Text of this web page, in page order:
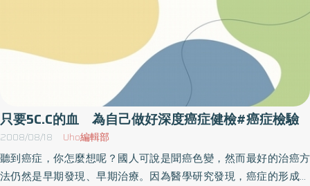
只要5C.C的血 為自己做好深度癌症健檢#癌症檢驗
2008/08/18 Uho編輯部
聽到癌症，你怎麼想呢？國人可說是聞癌色變，然而最好的治癌方
法仍然是早期發現、早期治療。因為醫學研究發現，癌症的形成與